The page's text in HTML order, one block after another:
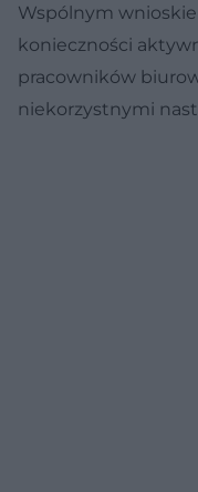
Wspólnym
konieczności
pracowników
niekorzystnymi